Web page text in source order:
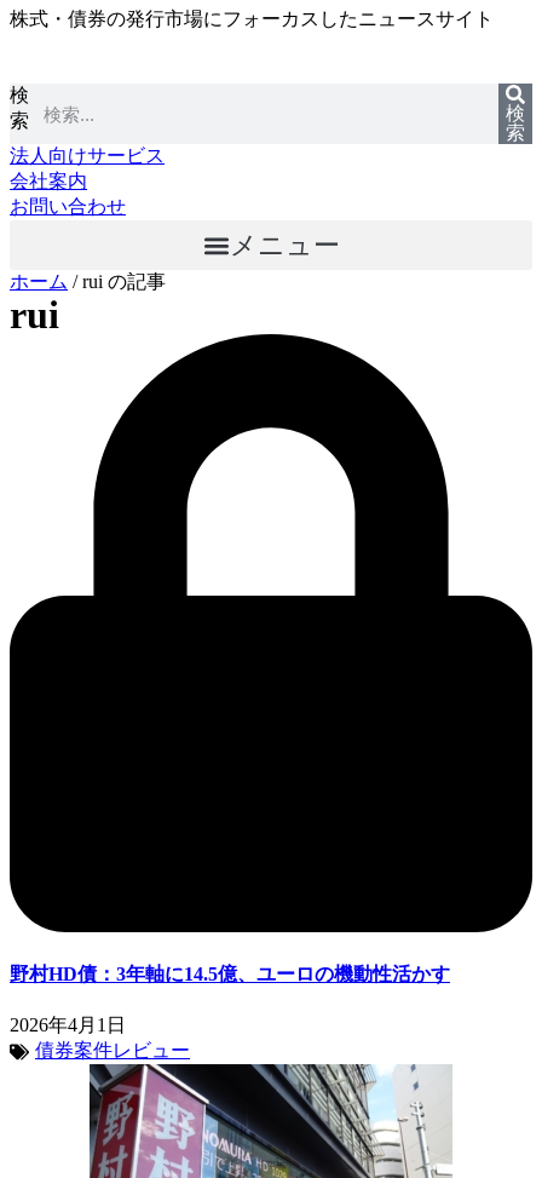
コ
ン
ツ
に
ス
キ
ッ
株式・債券の発行市場にフォーカスしたニュースサイト
検
索
検
索
法人向けサービス
会社案内
お問い合わせ
メニュー
ホーム /rui の記事
rui
野村HD債：3年軸に14.5億、ユーロの機動性活かす
2026年4月1日
債券案件レビュー